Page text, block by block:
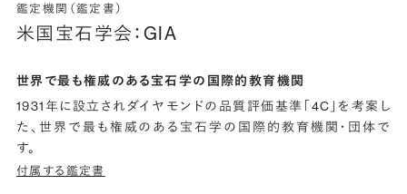
鑑定機関（鑑定書）
米国宝石学会：GIA
世界で最も権威のある宝石学の国際的教育機関
1931年に設立されダイヤモンドの品質評価基準「4C」を考案し
た、世界で最も権威のある宝石学の国際的教育機関・団体で
す。
付属する鑑定書